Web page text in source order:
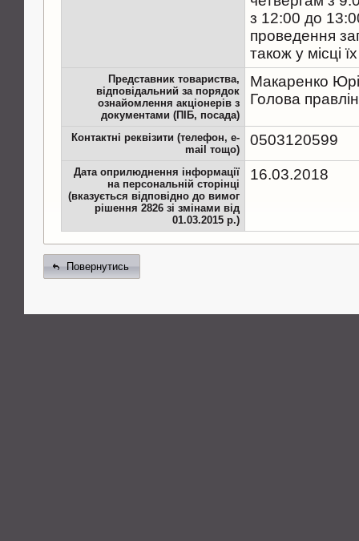
з 12:00 до
проведення
також у місці
Представник товариства,
відповідальний за порядок
ознайомлення акціонерів з
документами (ПІБ, посада)
Макаренко
Голова
Контактні реквізити (телефон, e-
mail тощо)
0503120599
Дата оприлюднення інформації
на персональній сторінці
(вказується відповідно до вимог
рішення 2826 зі змінами від
01.03.2015 р.)
16.03.2018
Повернутись